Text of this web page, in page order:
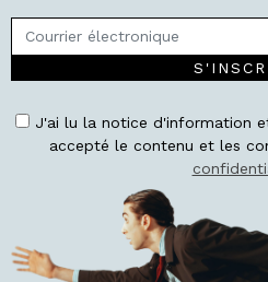
J'ai lu la notice d'information
accepté le contenu et les